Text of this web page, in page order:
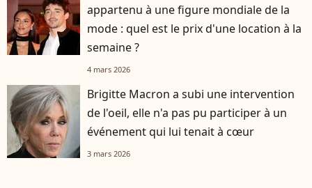
appartenu à une figure mondiale de la
mode : quel est le prix d'une location à la
semaine ?
4 mars 2026
Brigitte Macron a subi une intervention
de l'oeil, elle n'a pas pu participer à un
événement qui lui tenait à cœur
3 mars 2026